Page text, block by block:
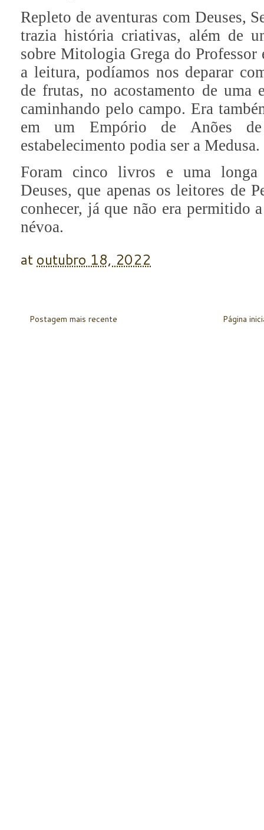
Repleto de aventuras com Deuses,
trazia história criativas, além de
sobre Mitologia Grega do
a leitura, podíamos nos deparar
de frutas, no acostamento de uma
caminhando pelo campo. Era
em um Empório de Anões
estabelecimento podia ser a Medusa.
Foram cinco livros e uma longa
Deuses, que apenas os leitores de
conhecer, já que não era permitido
névoa.
at outubro 18, 2022
Postagem mais recente Página